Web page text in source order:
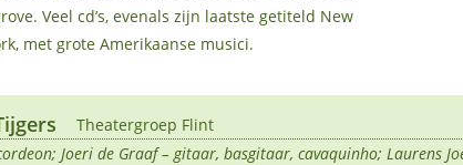
Veel cd’s, evenals zijn laatste getiteld New
met grote Amerikaanse musici.
Theatergroep Flint
Joeri de Graaf – gitaar, basgitaar, cavaquinho; Laurens